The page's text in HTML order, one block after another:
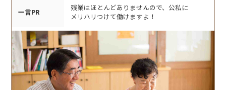
一言PR
残業はほとんどありませんので、公私に
メリハリつけて働けますよ！